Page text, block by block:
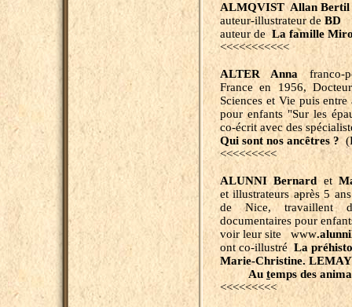
ALMQVIST Allan Bertil
auteur-illustrateur de BD
auteur deLa famille
<<<<<<<<<<<
ALTER Anna franco-
France en 1956,
Sciences et Vie puis
pour enfants "Sur les
co-écrit avec des
Qui sont nos ancêtres ?
<<<<<<<<<
ALUNNI Bernard et
et illustrateurs après 5
de Nice, travaillent
documentaires pour
voir leur site www
ont co-illustré La
Marie-Christine.
Au temps des
<<<<<<<<<